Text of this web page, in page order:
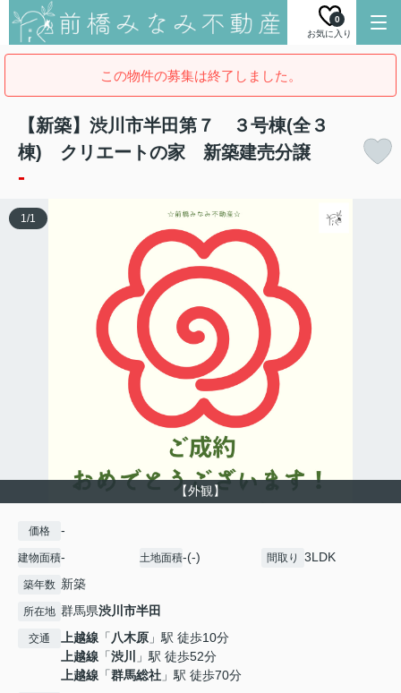
お気に入り
0
この物件の募集は終了しました。
【新築】渋川市半田第７ ３号棟(全３
棟) クリエートの家 新築建売分譲
-
【外観】
1/1
価格 -
建物面積- 土地面積-(-) 間取り 3LDK
築年数 新築
所在地 群馬県渋川市半田
交通 上越線 「八木原 」駅 徒歩10分
上越線 「渋川
」駅 徒歩52分
上越線 「群馬総社 」駅 徒歩70分